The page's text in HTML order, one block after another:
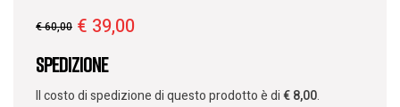
€60,00 € 39,00
Spedizione
Il costo di spedizione di questo prodotto è di€8,00.